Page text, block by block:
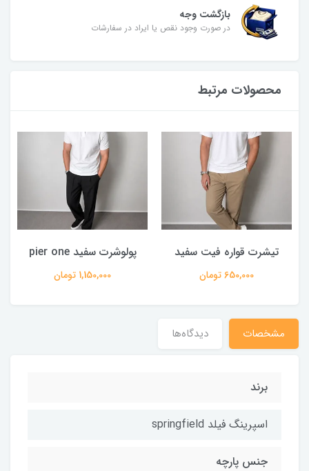
بازگشت وجه
در صورت وجود نقص یا ایراد در سفارشات
محصولات مرتبط
تیشرت قواره فیت سفید
650,000 تومان
پولوشرت سفید pier one
1,150,000 تومان
مشخصات دیدگاه‌ها
برند
اسپرینگ فیلد springfield
جنس پارچه